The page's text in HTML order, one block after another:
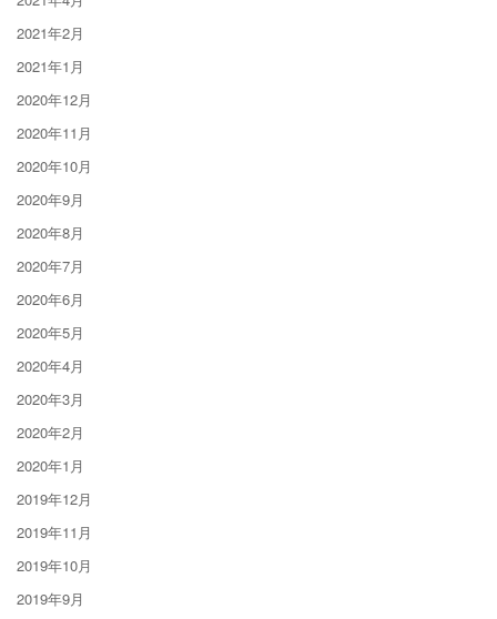
2021年2月
2021年1月
2020年12月
2020年11月
2020年10月
2020年9月
2020年8月
2020年7月
2020年6月
2020年5月
2020年4月
2020年3月
2020年2月
2020年1月
2019年12月
2019年11月
2019年10月
2019年9月